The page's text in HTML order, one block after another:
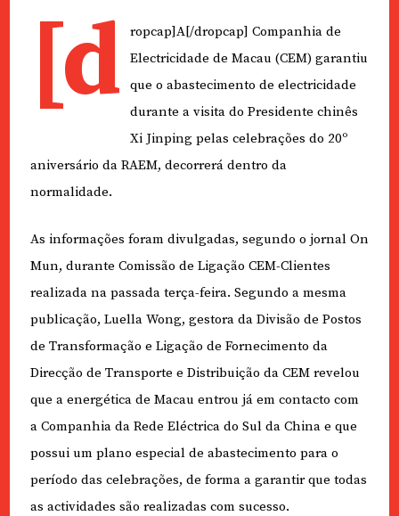
[d
ropcap]A[/dropcap] Companhia de
Electricidade de Macau (CEM) garantiu
que o abastecimento de electricidade
durante a visita do Presidente chinês
Xi Jinping pelas celebrações do 20º
aniversário da RAEM, decorrerá dentro da
normalidade.
As informações foram divulgadas, segundo o jornal On
Mun, durante Comissão de Ligação CEM-Clientes
realizada na passada terça-feira. Segundo a mesma
publicação, Luella Wong, gestora da Divisão de Postos
de Transformação e Ligação de Fornecimento da
Direcção de Transporte e Distribuição da CEM revelou
que a energética de Macau entrou já em contacto com
a Companhia da Rede Eléctrica do Sul da China e que
possui um plano especial de abastecimento para o
período das celebrações, de forma a garantir que todas
as actividades são realizadas com sucesso.